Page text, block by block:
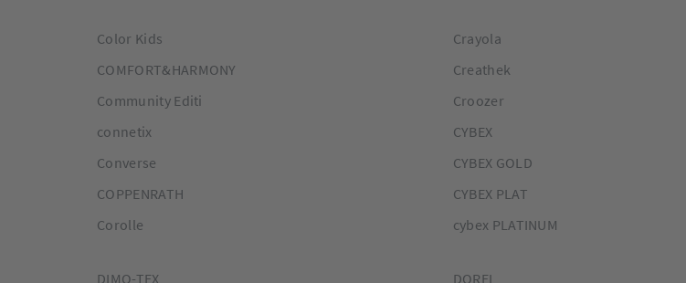
Color Kids
COMFORT&HARMONY
Community Editi
connetix
Converse
COPPENRATH
Corolle
Crayola
Creathek
Croozer
CYBEX
CYBEX GOLD
CYBEX PLAT
cybex PLATINUM
DIMO-TEX DOREL